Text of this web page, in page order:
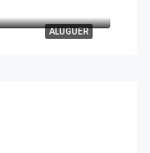
ALUGUER